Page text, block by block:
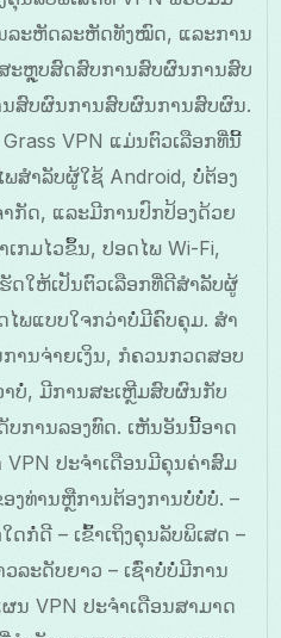
ລະຫັດລະຫັດທັງໝົດ, ແລະການ
ະຫຼຸບສົດສົບການສົບຜົນການສົບ
ສົບຜົນການສົບຜົນການສົບຜົນ.
VPN ແມ່ນຕົວເລືອກທີ່ນີ້
ສຳລັບຜູ້ໃຊ້ Android, ບໍ່ຕ້ອງ
ກັດ, ແລະມີການປົກປ້ອງດ້ວຍ
ກມໄວຂຶ້ນ, ປອດໄພ Wi-Fi,
ດໃຫ້ເປັນຕົວເລືອກທີ່ດີສຳລັບຜູ້
ໄພແບບໃຈກວ່າບໍ່ມີຄົບຄຸມ. ສໍາ
ານຈ່າຍເງິນ, ກໍຄວນກວດສອບ
າບໍ່, ມີການສະເຫຼີມສົບຜົນກັບ
ບການລອງທົດ. ເຫັນອັນນີ້ອາດ
ປະຈໍາເດືອນມີຄຸນຄ່າສົມ
ງທ່ານຫຼືການຕ້ອງການບໍ່ບໍ່ບໍ່. –
ກໍ່ດີ – ເຂົ້າເຖິງຄຸນລັບພິເສດ –
ລະດັບຍາວ – ເຊົ່າບໍ່ບໍ່ມີການ
VPN ປະຈໍາເດືອນສາມາດ